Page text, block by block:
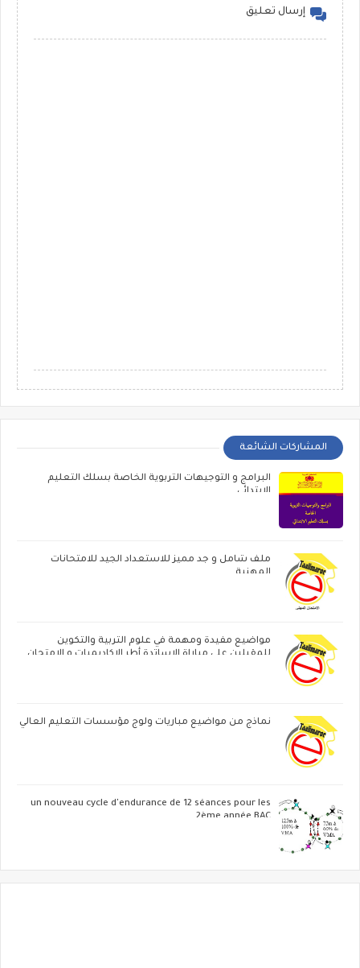
إرسال تعليق
المشاركات الشائعة
البرامج و التوجيهات التربوية الخاصة بسلك التعليم
الابتدائي
ملف شامل و جد مميز للاستعداد الجيد للامتحانات
المهنية
مواضيع مفيدة ومهمة في علوم التربية والتكوين
للمقبلين على مباراة الاساتدة أطر الاكاديميات ‏و الامتحان
نماذج من مواضيع مباريات ولوج مؤسسات التعليم العالي
un nouveau cycle d'endurance de 12 séances pour les
2ème année BAC